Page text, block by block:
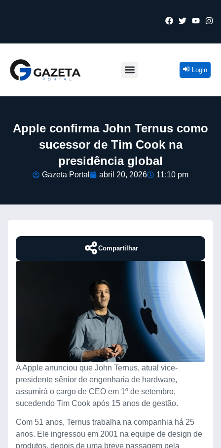
Login
Apple confirma John Ternus como
sucessor de Tim Cook na
presidência global
Gazeta Portal abril 20, 2026 11:10 pm
Compartilhar
A Apple anunciou que John Ternus, atual vice-
presidente sênior de engenharia de hardware,
assumirá o cargo de CEO em 1º de setembro,
sucedendo Tim Cook após 15 anos de gestão.
Com 51 anos, Ternus trabalha na companhia há 25
anos. Ele ingressou em 2001 na equipe de design de
produtos, depois de uma breve passagem pela